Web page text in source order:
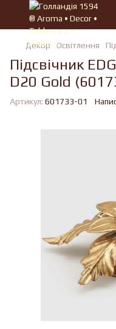
Декор Освітлення
Підсвічник
D20 Gold
Артикул: 601733-01